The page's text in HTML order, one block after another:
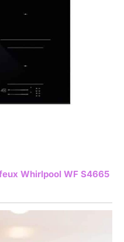
Whirlpool WF S4665